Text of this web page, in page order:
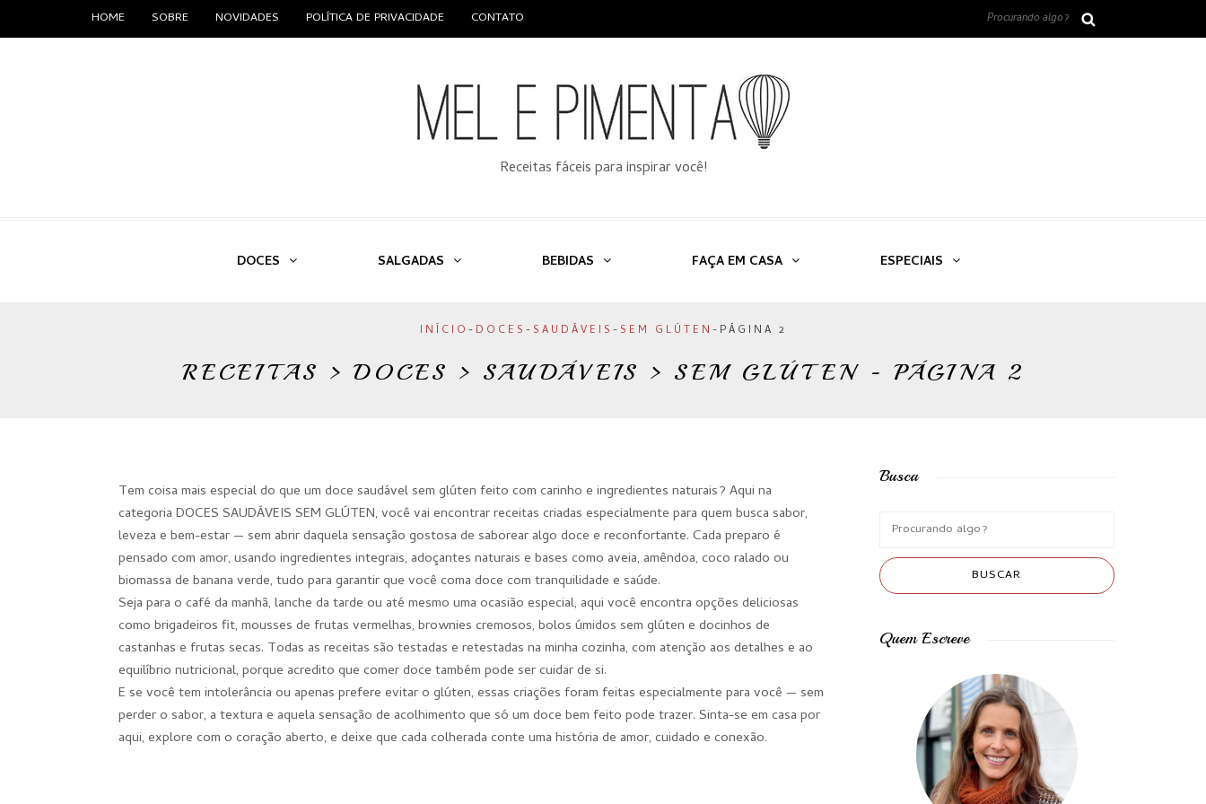
HOME SOBRE NOVIDADES POLÍTICA DE PRIVACIDADE CONTATO
Receitas fáceis para inspirar você!
DOCES SALGADAS BEBIDAS FAÇA EM CASA ESPECIAIS
INÍCIO - DOCES - SAUDÁVEIS - SEM GLÚTEN - PÁGINA 2
RECEITAS > DOCES > SAUDÁVEIS > SEM GLÚTEN - PÁGINA 2
Tem coisa mais especial do que um doce saudável sem glúten feito com carinho e ingredientes naturais? Aqui na
categoria DOCES SAUDÁVEIS SEM GLÚTEN, você vai encontrar receitas criadas especialmente para quem busca sabor,
leveza e bem-estar — sem abrir daquela sensação gostosa de saborear algo doce e reconfortante. Cada preparo é
pensado com amor, usando ingredientes integrais, adoçantes naturais e bases como aveia, amêndoa, coco ralado ou
biomassa de banana verde, tudo para garantir que você coma doce com tranquilidade e saúde.
Seja para o café da manhã, lanche da tarde ou até mesmo uma ocasião especial, aqui você encontra opções deliciosas
como brigadeiros fit, mousses de frutas vermelhas, brownies cremosos, bolos úmidos sem glúten e docinhos de
castanhas e frutas secas. Todas as receitas são testadas e retestadas na minha cozinha, com atenção aos detalhes e ao
equilíbrio nutricional, porque acredito que comer doce também pode ser cuidar de si.
E se você tem intolerância ou apenas prefere evitar o glúten, essas criações foram feitas especialmente para você — sem
perder o sabor, a textura e aquela sensação de acolhimento que só um doce bem feito pode trazer. Sinta-se em casa por
aqui, explore com o coração aberto, e deixe que cada colherada conte uma história de amor, cuidado e conexão.
Busca
Quem Escreve